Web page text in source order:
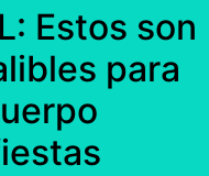
Estos son
para